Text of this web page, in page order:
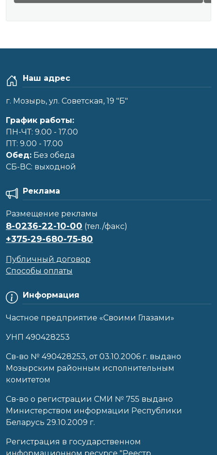
Наш адрес
г. Мозырь, ул. Советская, 19 "Б"
График работы:
ПН-ЧТ: 9.00 - 17.00
ПТ: 9.00 - 17.00
Обед: Без обеда
CБ-ВС: выходной
Информация
Частное предприятие «Своими Глазами»
УНП 490428253
Cв-во № 490428253, от 03.10.2006 г. выдано
Мозырским районным исполнительным
комитетом
Св-во о регистрации СМИ № 755 выдано
Министерством информации Республики
Беларусь 29.10.2009 г.
Регистрация в государственном
Реклама
Размещение рекламы
8-0236-22-10-00 (тел./факс)
+375-29-680-75-80
Публичный договор
Способы оплаты